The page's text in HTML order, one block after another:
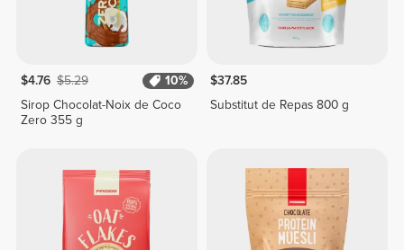
$4.76 $5.29
10%
Sirop Chocolat-Noix de Coco
Zero 355 g
$37.85
Substitut de Repas 800 g